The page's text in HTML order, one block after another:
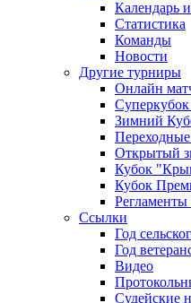
Календарь
Статистика
Команды
Новости
Другие турниры
Онлайн
Зимний
Открытый
Кубок
Кубок
Ссылки
Год
Год
Видео
Судейские